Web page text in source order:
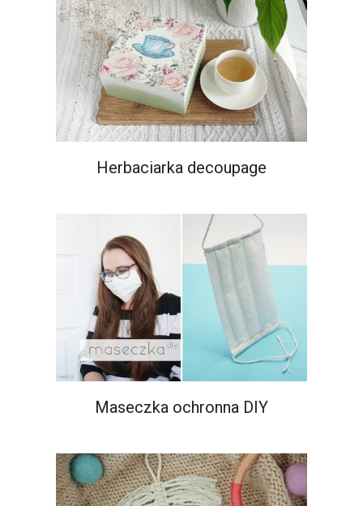
Herbaciarka decoupage
Maseczka ochronna DIY